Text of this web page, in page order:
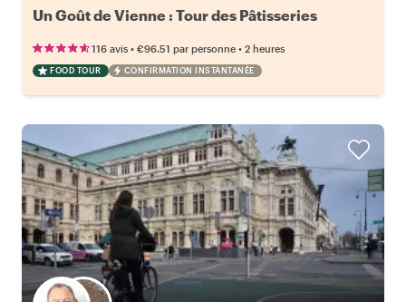
Un Goût de Vienne : Tour des Pâtisseries
116 avis • €96.51 par personne • 2 heures
FOOD TOUR CONFIRMATION INSTANTANÉE